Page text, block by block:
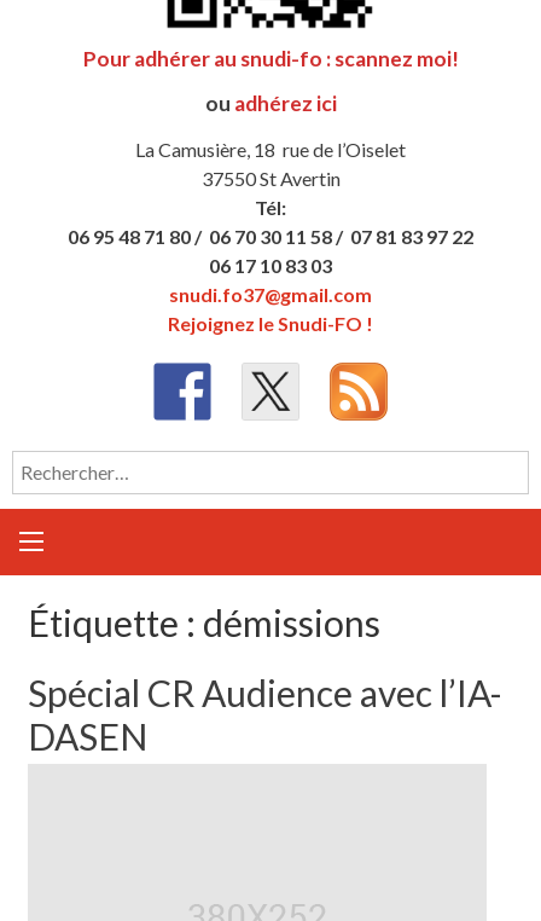
Pour adhérer au snudi-fo : scannez moi!
ou adhérez ici
La Camusière, 18 rue de l’Oiselet
37550 St Avertin
Tél:
06 95 48 71 80 / 06 70 30 11 58 / 07 81 83 97 22
06 17 10 83 03
snudi.fo37@gmail.com
Rejoignez le Snudi-FO !
Rechercher :
Étiquette : démissions
Spécial CR Audience avec l’IA-
DASEN